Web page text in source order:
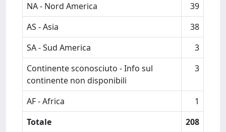
NA - Nord America
39
AS - Asia
38
SA - Sud America
3
Continente sconosciuto - Info sul
continente non disponibili
3
AF - Africa
1
Totale
208